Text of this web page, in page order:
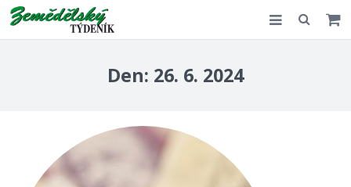
Den: 26. 6. 2024